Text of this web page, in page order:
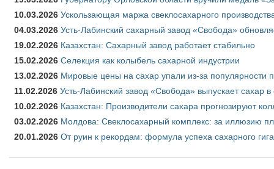
10.03.2026 Ускользающая маржа свеклосахарного
04.03.2026 Усть-Лабинский сахарный завод «Свобода»
19.02.2026 Казахстан: Сахарный завод работает стабильно
15.02.2026 Селекция как колыбель сахарной индустрии
13.02.2026 Мировые цены на сахар упали из-за популярности
11.02.2026 Усть-Лабинский завод «Свобода» выпускает сахар в
10.02.2026 Казахстан: Производители сахара прогнозируют
03.02.2026 Молдова: Свеклосахарный комплекс: за иллюзию
20.01.2026 От руин к рекордам: формула успеха сахарного